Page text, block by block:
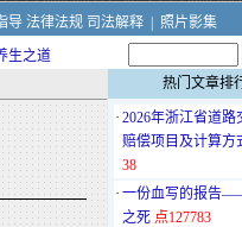
导 法律法规 司法解释|
照片影集
生之道
热门文章排
· 2026年浙江省道路
赔偿项目及计算方
38
· 一份血写的报告
之死 点127783